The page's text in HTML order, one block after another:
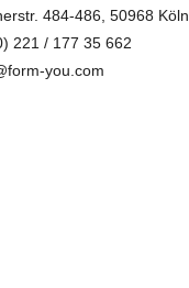
484-486, 50968 Köln
221 / 177 35 662
you.com